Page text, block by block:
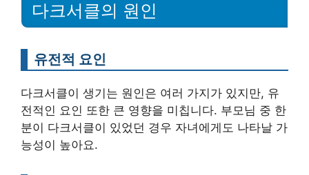
다크서클의 원인
유전적 요인
다크서클이 생기는 원인은 여러 가지가 있지만, 유
전적인 요인 또한 큰 영향을 미칩니다. 부모님 중 한
분이 다크서클이 있었던 경우 자녀에게도 나타날 가
능성이 높아요.